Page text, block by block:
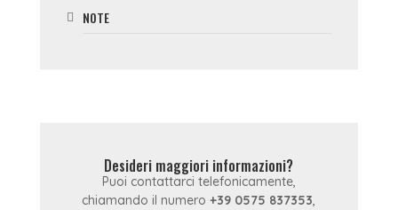
NOTE
Desideri maggiori informazioni?
Puoi contattarci telefonicamente,
chiamando il numero+39 0575 837353,